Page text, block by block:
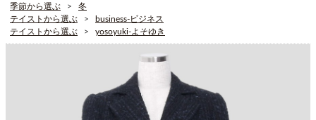
季節から選ぶ
冬
テイストから選ぶ
business-ビジネス
テイストから選ぶ
yosoyuki-よそゆき